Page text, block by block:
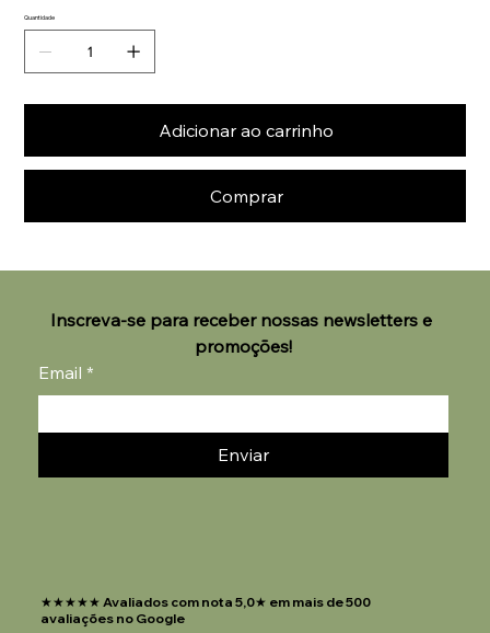
Quantidade
Adicionar ao carrinho
Comprar
Inscreva-se para receber nossas newsletters e
promoções!
Email *
Enviar
★★★★★ Avaliados com nota 5,0★ em mais de 500
avaliações no Google